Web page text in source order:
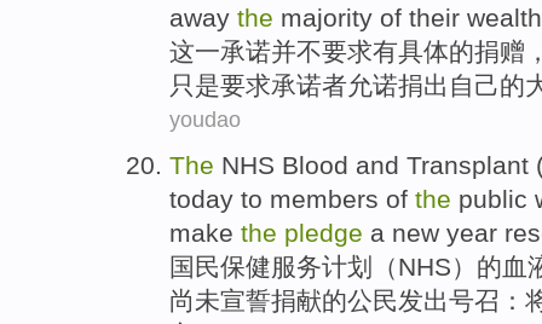
away the majority of their wealth
这一承诺并不要求有具体的捐赠
只是要求承诺者允诺捐出 自己的
youdao
The NHS Blood and Transplant
today to members of the public
make the pledge a new year
国民保健服务计划（NHS） 的血
尚未宣誓捐献的公民发出号召：